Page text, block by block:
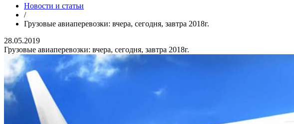
Новости и статьи
/
Грузовые авиаперевозки: вчера, сегодня, завтра 2018г.
28.05.2019
Грузовые авиаперевозки: вчера, сегодня, завтра 2018г.